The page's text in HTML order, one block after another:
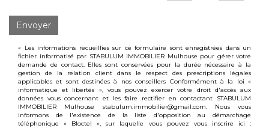
Envoyer
« Les informations recueillies sur ce formulaire sont enregistrées dans un
fichier informatisé par STABULUM IMMOBILIER Mulhouse pour gérer votre
demande de contact. Elles sont conservées pour la durée nécessaire à la
gestion de la relation client dans le respect des prescriptions légales
applicables et sont destinées à nos conseillers Conformément à la loi «
informatique et libertés », vous pouvez exercer votre droit d'accès aux
données vous concernant et les faire rectifier en contactant STABULUM
IMMOBILIER Mulhouse stabulum.immobilier@gmail.com. Nous vous
informons de l'existence de la liste d'opposition au démarchage
téléphonique « Bloctel », sur laquelle vous pouvez vous inscrire ici :